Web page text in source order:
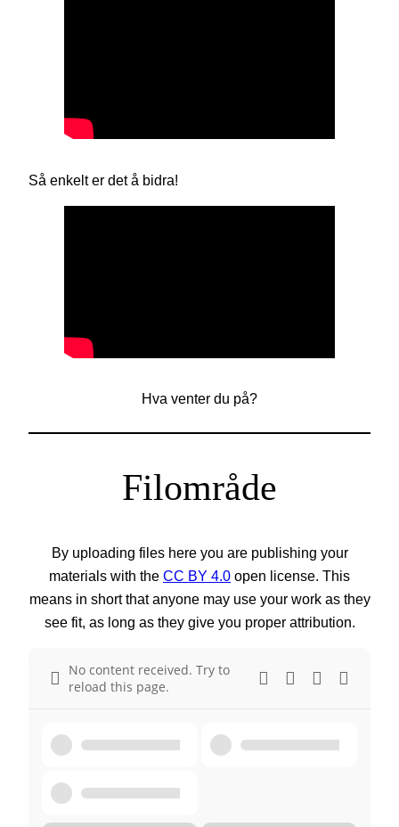
Så enkelt er det å bidra!
Hva venter du på?
Filområde
By uploading files here you are publishing your
materials with the CC BY 4.0 open license. This
means in short that anyone may use your work as they
see fit, as long as they give you proper attribution.
No content received. Try to
reload this page.